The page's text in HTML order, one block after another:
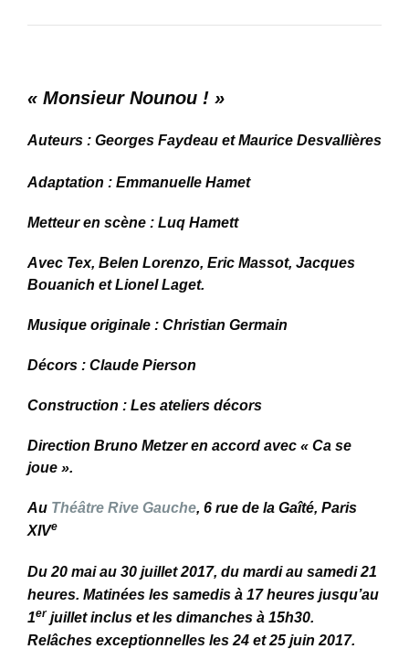
« Monsieur Nounou ! »
Auteurs : Georges Faydeau et Maurice Desvallières
Adaptation : Emmanuelle Hamet
Metteur en scène : Luq Hamett
Avec Tex, Belen Lorenzo, Eric Massot, Jacques
Bouanich et Lionel Laget.
Musique originale : Christian Germain
Décors : Claude Pierson
Construction : Les ateliers décors
Direction Bruno Metzer en accord avec « Ca se
joue ».
Au Théâtre Rive Gauche, 6 rue de la Gaîté, Paris
XIVe
Du 20 mai au 30 juillet 2017, du mardi au samedi 21
heures. Matinées les samedis à 17 heures jusqu’au
1er juillet inclus et les dimanches à 15h30.
Relâches exceptionnelles les 24 et 25 juin 2017.